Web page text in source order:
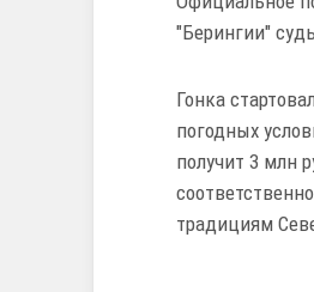
"Берингии"
Гонка
погодных
получит 3 млн
традициям